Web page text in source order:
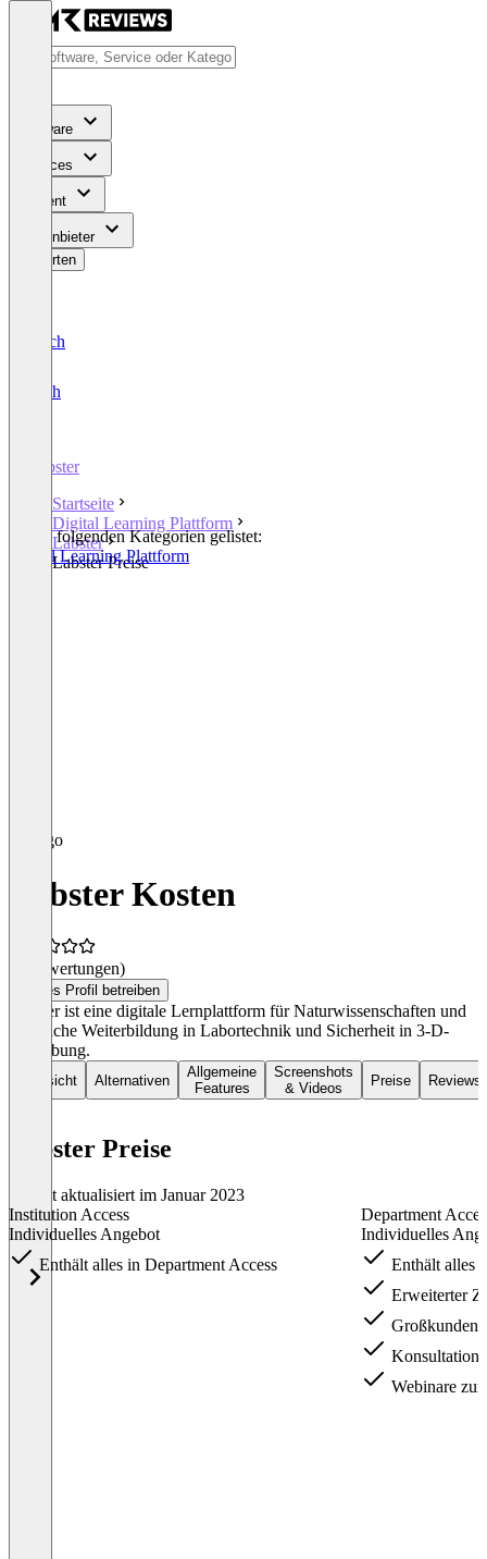
Software
Services
Content
Für Anbieter
Bewerten
Deutsch
English
Labster
Startseite
Digital Learning Plattform
Labster
Labster Preise
In den folgenden Kategorien gelistet:
Digital Learning Plattform
Labster Kosten
(0 Bewertungen)
Dieses Profil betreiben
Labster ist eine digitale Lernplattform für Naturwissenschaften und
berufliche Weiterbildung in Labortechnik und Sicherheit in 3-D-
Umgebung.
Übersicht Alternativen
Allgemeine
Features
Screenshots
& Videos
Preise Reviews
Labster Preise
Zuletzt aktualisiert im Januar 2023
Institution Access
Individuelles Angebot
Enthält alles in Department Access
Department
Individuelles
Enthält alles
Erweiterter
Großkunden-
Konsultation
Webinare